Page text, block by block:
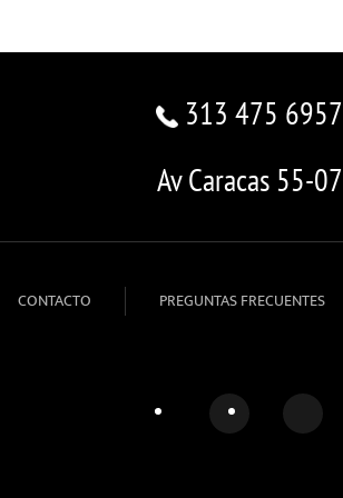
313 475 6957
Av Caracas 55-07
CONTACTO PREGUNTAS FRECUENTES